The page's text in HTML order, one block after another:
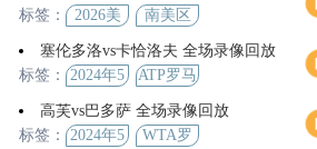
标签：
2026美
界杯
南美区
塞伦多洛vs卡恰洛夫 全场录像回放
标签：
2024年5
ATP罗马
男单第3
轮
高芙vs巴多萨 全场录像回放
标签：
2024年5
WTA罗